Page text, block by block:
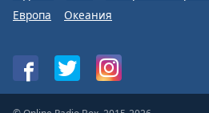
Европа
Океания